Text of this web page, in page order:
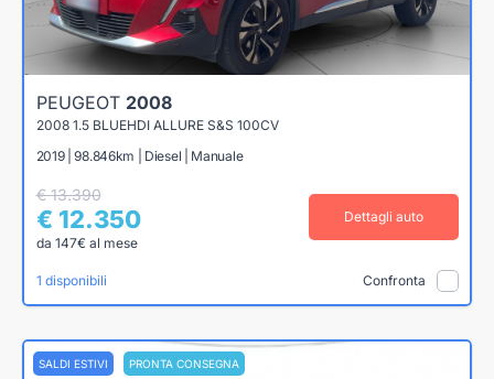
PEUGEOT 2008
2008 1.5 BLUEHDI ALLURE S&S 100CV
2019 | 98.846km | Diesel | Manuale
€ 13.390
€ 12.350
da 147€ al mese
Dettagli auto
1 disponibili Confronta
SALDI ESTIVI PRONTA CONSEGNA